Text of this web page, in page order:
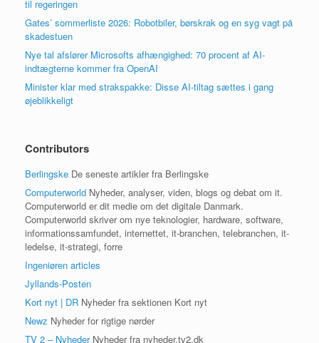
til regeringen
Gates’ sommerliste 2026: Robotbiler, børskrak og en syg vagt på
skadestuen
Nye tal afslører Microsofts afhængighed: 70 procent af AI-
indtægterne kommer fra OpenAI
Minister klar med strakspakke: Disse AI-tiltag sættes i gang
øjeblikkeligt
Contributors
Berlingske De seneste artikler fra Berlingske
Computerworld Nyheder, analyser, viden, blogs og debat om it.
Computerworld er dit medie om det digitale Danmark.
Computerworld skriver om nye teknologier, hardware, software,
informationssamfundet, internettet, it-branchen, telebranchen, it-
ledelse, it-strategi, forre
Ingeniøren articles
Jyllands-Posten
Kort nyt | DR Nyheder fra sektionen Kort nyt
Newz Nyheder for rigtige nørder
TV 2 – NyhederNyheder fra nyheder.tv2.dk